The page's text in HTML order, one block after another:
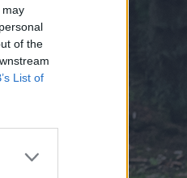
may
of the
List of